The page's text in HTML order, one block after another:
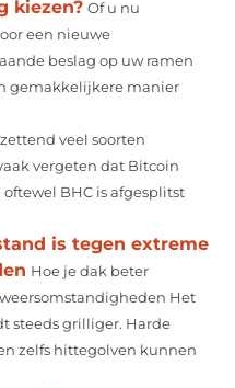
kiezen? Of u nu
een nieuwe
beslag op uw ramen
gemakkelijkere manier
veel soorten
vergeten dat Bitcoin
oftewel BHC is afgesplitst
is tegen extreme
Hoe je dak beter
Het
steeds grilliger. Harde
zelfs hittegolven kunnen